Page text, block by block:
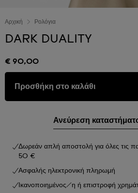
Αρχική Ρολόγια
DARK DUALITY
€ 90,00
Προσθήκη στο καλάθι
Ανεύρεση
Δωρεάν απλή αποστολή για όλες τις
50 €
Ασφαλής ηλεκτρονική πληρωμή
Ικανοποιημένος/η ή επιστροφή